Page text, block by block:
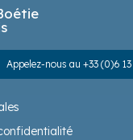
Appelez-nous au +33 (0)6